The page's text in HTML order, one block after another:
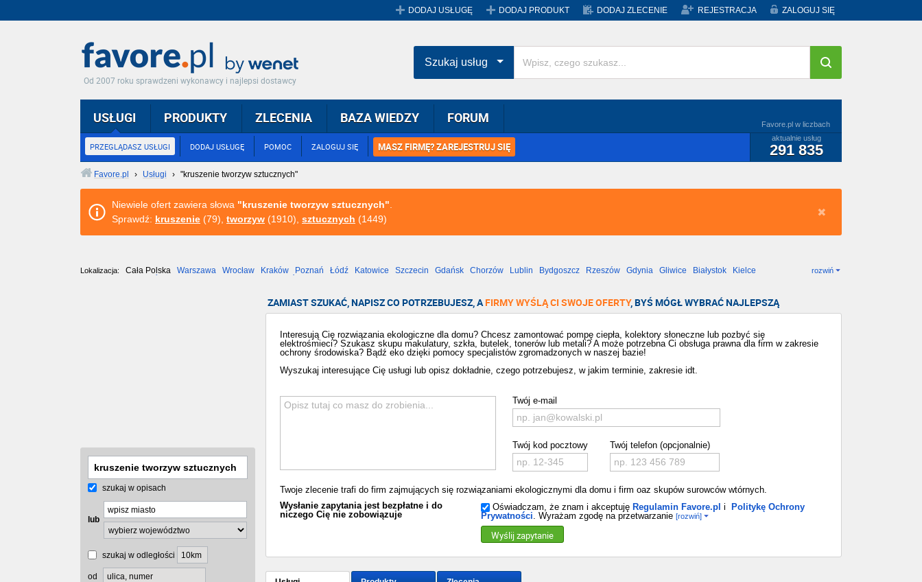
DODAJ USŁUGĘ DODAJ PRODUKT DODAJ ZLECENIE REJESTRACJA ZALOGUJ SIĘ
Od 2007 roku sprawdzeni wykonawcy i najlepsi dostawcy
USŁUGI
PRZEGLĄDASZ USŁUGI DODAJ USŁUGĘ POMOC ZALOGUJ SIĘ MASZ FIRMĘ? ZAREJESTRUJ SIĘ
Favore.pl w liczbach
aktualnie usług
291 835
PRODUKTY ZLECENIA BAZA WIEDZY FORUM
Szukaj usług
Favore.pl › Usługi › "kruszenie tworzyw sztucznych"
Niewiele ofert zawiera słowa "kruszenie tworzyw sztucznych"
Sprawdź: kruszenie (79), tworzyw (1910), sztucznych (1449)
Lokalizacja: Cała Polska Warszawa Wrocław Kraków Poznań Łódź Katowice Szczecin Gdańsk Chorzów Lublin Bydgoszcz Rzeszów Gdynia Gliwice Białystok
Kielce
rozwiń
szukaj w opisach
lub
szukaj w odległości
od
ZAMIAST SZUKAĆ, NAPISZ CO POTRZEBUJESZ, AFIRMY WYŚLĄ CI SWOJE OFERTY, BYŚ MÓGŁ WYBRAĆ NAJLEPSZĄ
Interesują Cię rozwiązania ekologiczne dla domu? Chcesz zamontować pompę ciepła, kolektory słoneczne lub pozbyć się
elektrośmieci? Szukasz skupu makulatury, szkła, butelek, tonerów lub metali? A może potrzebna Ci obsługa prawna dla firm w zakresie
ochrony środowiska? Bądź eko dzięki pomocy specjalistów zgromadzonych w naszej bazie!
Wyszukaj interesujące Cię usługi lub opisz dokładnie, czego potrzebujesz, w jakim terminie, zakresie idt.
Twój e-mail
Twój kod pocztowy Twój telefon (opcjonalnie)
Twoje zlecenie trafi do firm zajmujących się rozwiązaniami ekologicznymi dla domu i firm oaz skupów surowców wtórnych.
Wysłanie zapytania jest bezpłatne i do
niczego Cię nie zobowiązuje
Oświadczam, że znam i akceptuję Regulamin Favore.pl i
Politykę Ochrony
Prywatności. Wyrażam zgodę na przetwarzanie [rozwiń]
Wyślij zapytanie